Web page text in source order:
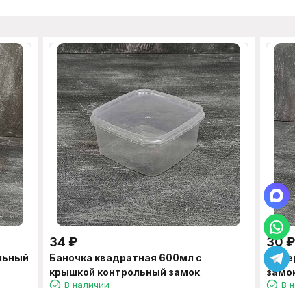
34 ₽
Баночка квадратная 600мл с
крышкой контрольный замок
В наличии
30 ₽
В